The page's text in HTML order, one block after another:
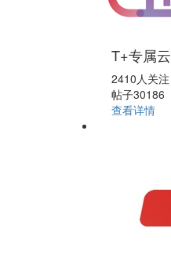
T+专属云
2410人关注
帖子30186
查看详情